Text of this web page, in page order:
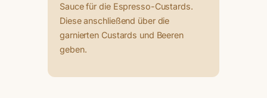
Sauce für die Espresso-Custards.
Diese anschließend über die
garnierten Custards und Beeren
geben.